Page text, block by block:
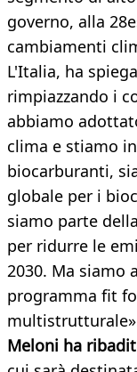
governo, alla
cambiamenti
L'Italia, ha
rimpiazzando i
abbiamo
clima e stiamo
biocarburanti,
globale per i
siamo parte
per ridurre le
2030. Ma siamo
programma fit
Meloni ha